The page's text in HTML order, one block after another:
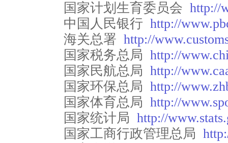
国家计划生育委员会 http://
中国人民银行 http://
海关总署 http://
国家税务总局 http://
国家民航总局 http://
国家环保总局 http://
国家体育总局 http://
国家统计局 http://
国家工商行政管理总局